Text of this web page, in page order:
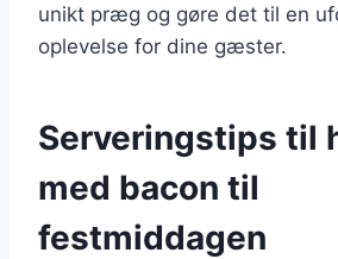
unikt præg og gøre det til en
oplevelse for dine gæster.
Serveringstips til
med bacon til
festmiddagen